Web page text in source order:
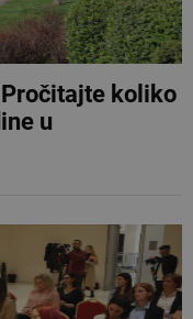
Pročitajte koliko
u